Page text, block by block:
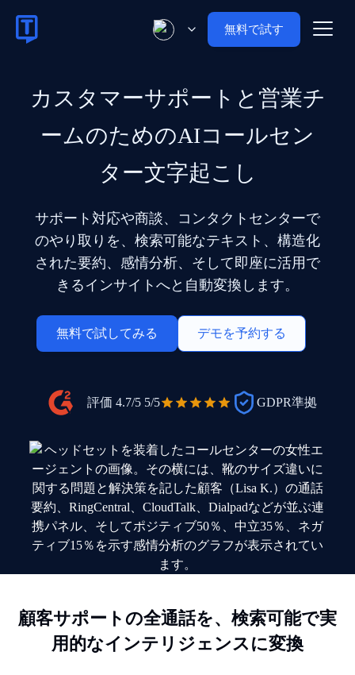
無料で試す
カスタマーサポートと営業チ
ームのためのAIコールセン
ター文字起こし
サポート対応や商談、コンタクトセンターで
のやり取りを、検索可能なテキスト、構造化
された要約、感情分析、そして即座に活用で
きるインサイトへと自動変換します。
無料で試してみる デモを予約する
評価 4.7/5 5/5 GDPR準拠
顧客サポートの全通話を、検索可能で実
用的なインテリジェンスに変換